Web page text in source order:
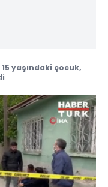
yaşındaki çocuk,